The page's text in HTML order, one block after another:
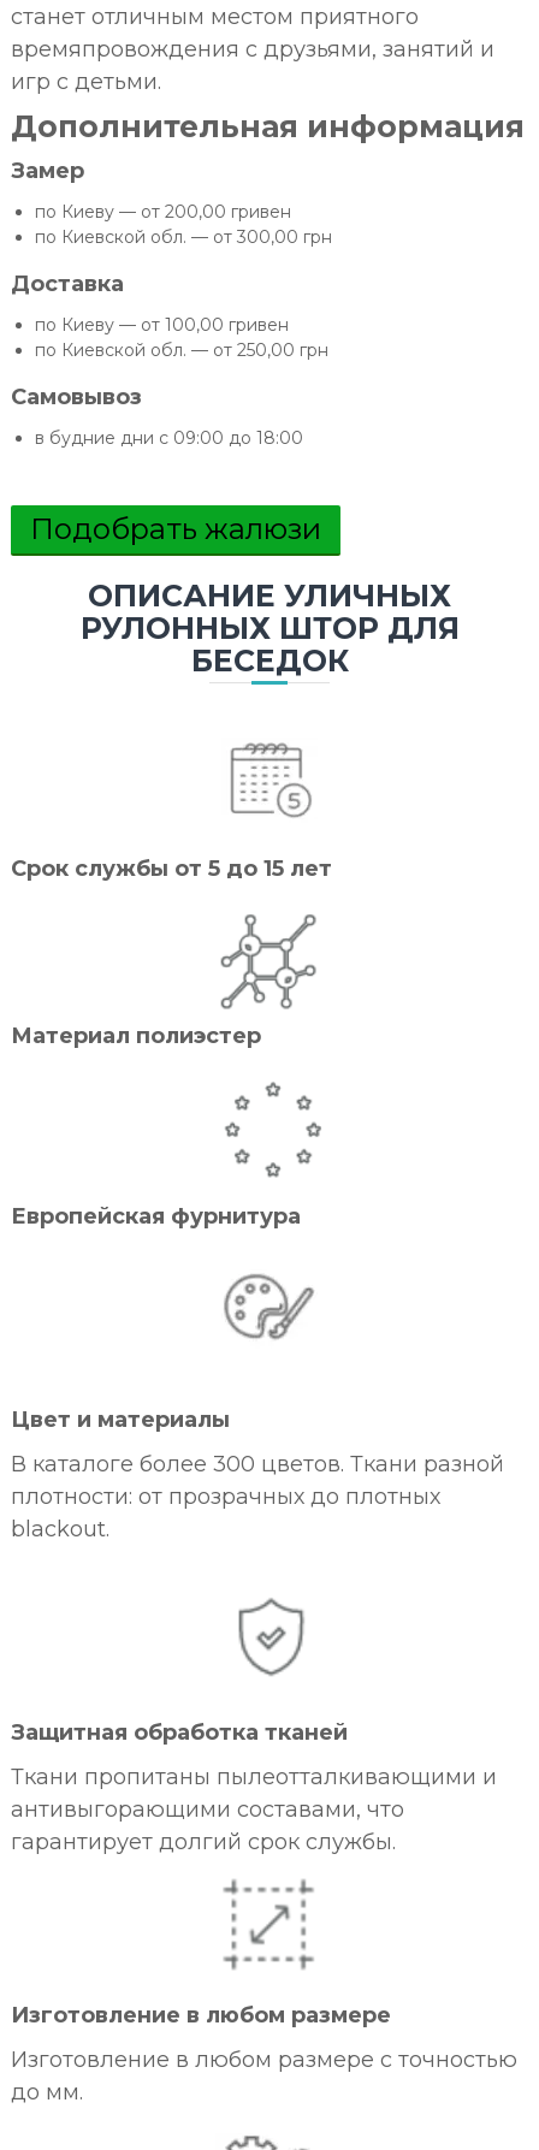
станет отличным местом приятного
времяпровождения с друзьями, занятий и
игр с детьми.
Дополнительная информация
Замер
по Киеву — от 200,00 гривен
по Киевской обл. — от 300,00 грн
Доставка
по Киеву — от 100,00 гривен
по Киевской обл. — от 250,00 грн
Самовывоз
в будние дни с 09:00 до 18:00
Подобрать жалюзи
ОПИСАНИЕ УЛИЧНЫХ
РУЛОННЫХ ШТОР ДЛЯ
БЕСЕДОК
Срок службы от 5 до 15 лет
Материал полиэстер
Европейская фурнитура
Цвет и материалы
В каталоге более 300 цветов. Ткани разной
плотности: от прозрачных до плотных
blackout.
Защитная обработка тканей
Ткани пропитаны пылеотталкивающими и
антивыгорающими составами, что
гарантирует долгий срок службы.
Изготовление в любом размере
Изготовление в любом размере с точностью
до мм.